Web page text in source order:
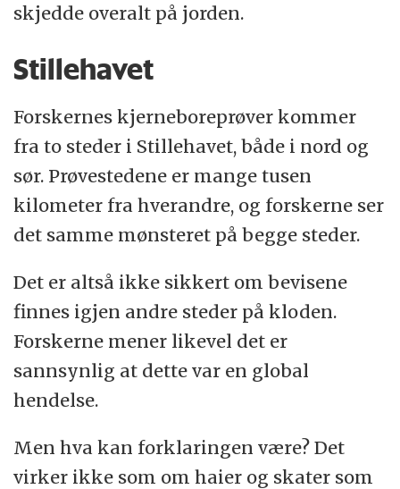
skjedde overalt på jorden.
Stillehavet
Forskernes kjerneboreprøver kommer
fra to steder i Stillehavet, både i nord og
sør. Prøvestedene er mange tusen
kilometer fra hverandre, og forskerne ser
det samme mønsteret på begge steder.
Det er altså ikke sikkert om bevisene
finnes igjen andre steder på kloden.
Forskerne mener likevel det er
sannsynlig at dette var en global
hendelse.
Men hva kan forklaringen være? Det
virker ikke som om haier og skater som